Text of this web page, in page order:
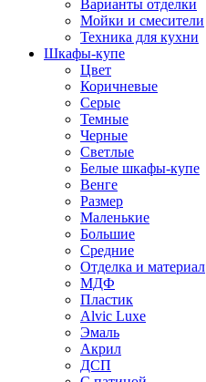
Варианты отделки
Мойки и смесители
Техника для кухни
Шкафы-купе
Цвет
Коричневые
Серые
Темные
Черные
Светлые
Белые шкафы-купе
Венге
Размер
Маленькие
Большие
Средние
Отделка и материал
МДФ
Пластик
Alvic Luxe
Эмаль
Акрил
ДСП